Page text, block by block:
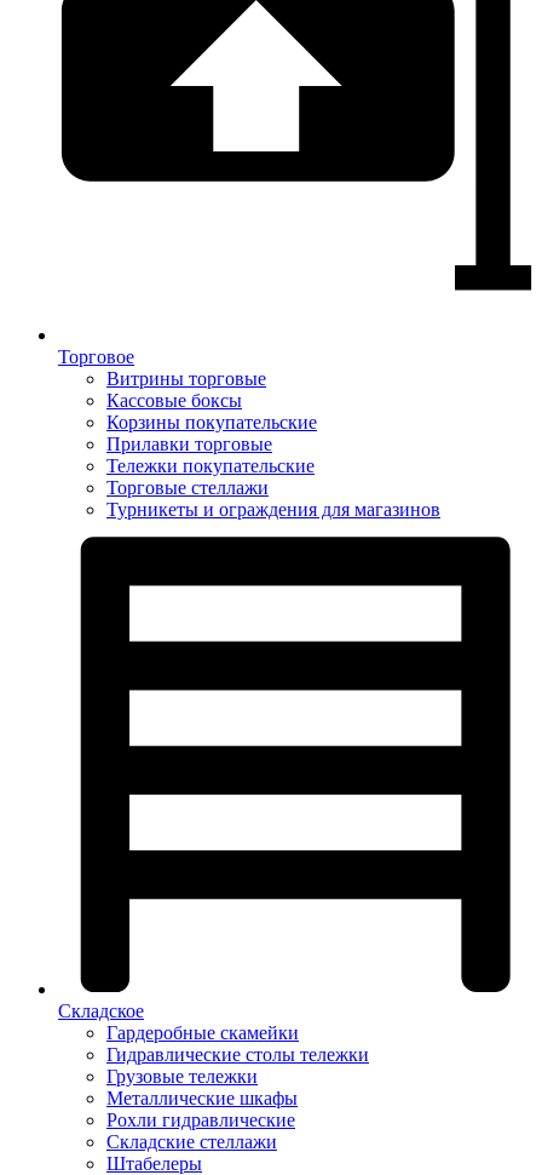
Торговое
Витрины торговые
Кассовые боксы
Корзины покупательские
Прилавки торговые
Тележки покупательские
Торговые стеллажи
Турникеты и ограждения для магазинов
Складское
Гардеробные скамейки
Гидравлические столы тележки
Грузовые тележки
Металлические шкафы
Рохли гидравлические
Складские стеллажи
Штабелеры